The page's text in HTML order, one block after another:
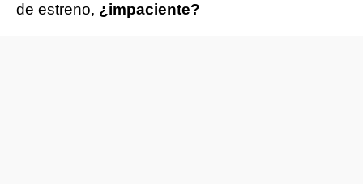
de estreno, ¿impaciente?